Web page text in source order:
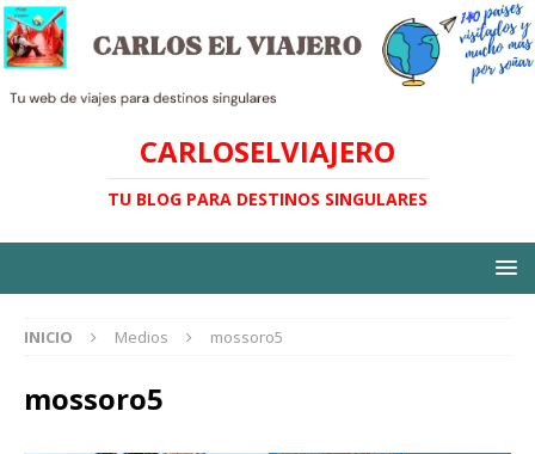
CARLOSELVIAJERO
TU BLOG PARA DESTINOS SINGULARES
INICIO Medios mossoro5
mossoro5